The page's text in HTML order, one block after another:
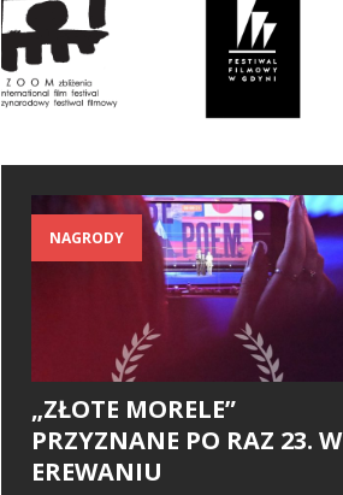
NAGRODY
„ZŁOTE MORELE”
PRZYZNANE PO RAZ 23. W
EREWANIU